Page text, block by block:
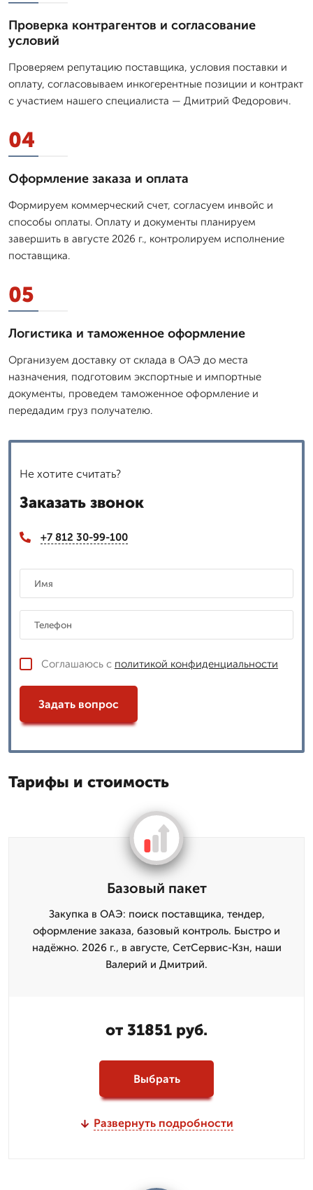
Проверка контрагентов и согласование
условий
Проверяем репутацию поставщика, условия поставки и
оплату, согласовываем инкогерентные позиции и контракт
с участием нашего специалиста — Дмитpий Федорович.
04
Оформление заказа и оплата
Формируем коммерческий счет, согласуем инвойс и
способы оплаты. Оплату и документы планируем
завершить в августе 2026 г., контролируем исполнение
поставщика.
05
Логистика и таможенное оформление
Организуем доставку от склада в ОАЭ до места
назначения, подготовим экспортные и импортные
документы, проведем таможенное оформление и
передадим груз получателю.
Не хотите считать?
Заказать звонок
+7 812 30-99-100
Соглашаюсь с политикой конфиденциальности
Задать вопрос
Тарифы и стоимость
Базовый пакет
Закупка в ОАЭ: поиск поставщика, тендер,
оформление заказа, базовый контроль. Быстро и
надёжно. 2026 г., в августе, СетСервис-Кзн, наши
Валерий и Дмитpий.
от 31851 руб.
Выбрать
Развернуть подробности